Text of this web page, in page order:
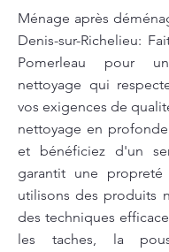
Ménage après
Denis-sur-Richelieu:
Pomerleau pour
nettoyage qui
vos exigences de
nettoyage en
et bénéficiez d'un
garantit une propreté
utilisons des produits
des techniques
les taches, la